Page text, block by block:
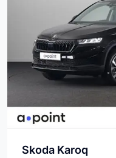
Skoda Karoq